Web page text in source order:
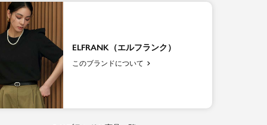
ELFRANK（エルフランク）
このブランドについて